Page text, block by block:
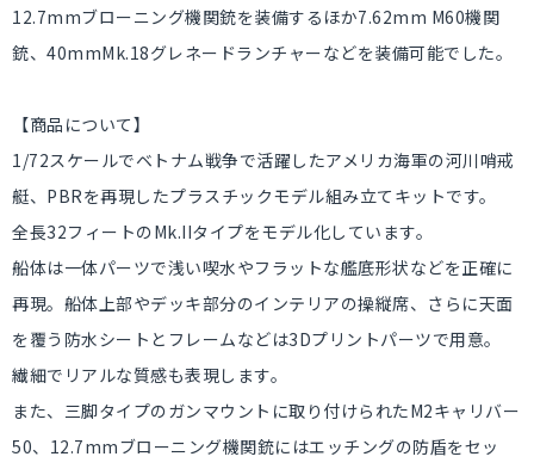
12.7mmブローニング機関銃を装備するほか7.62mm M60機関
銃、40mmMk.18グレネードランチャーなどを装備可能でした。
【商品について】
1/72スケールでベトナム戦争で活躍したアメリカ海軍の河川哨戒
艇、PBRを再現したプラスチックモデル組み立てキットです。
全長32フィートのMk.IIタイプをモデル化しています。
船体は一体パーツで浅い喫水やフラットな艦底形状などを正確に
再現。船体上部やデッキ部分のインテリアの操縦席、さらに天面
を覆う防水シートとフレームなどは3Dプリントパーツで用意。
繊細でリアルな質感も表現します。
また、三脚タイプのガンマウントに取り付けられたM2キャリバー
50、12.7mmブローニング機関銃にはエッチングの防盾をセッ